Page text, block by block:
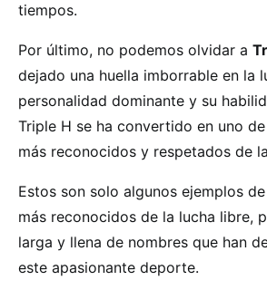
tiempos.
Por último, no podemos olvidar a
dejado una huella imborrable en la
personalidad dominante y su
Triple H se ha convertido en uno
más reconocidos y respetados de
Estos son solo algunos ejemplos
más reconocidos de la lucha libre,
larga y llena de nombres que han
este apasionante deporte.